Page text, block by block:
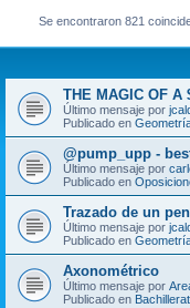
Se encontraron 821
THE MAGIC OF A
Último mensaje por
Publicado en
@pump_upp -
Último mensaje por
Publicado en
Trazado de un
Último mensaje por
Publicado en
Axonométrico
Último mensaje por
Publicado en